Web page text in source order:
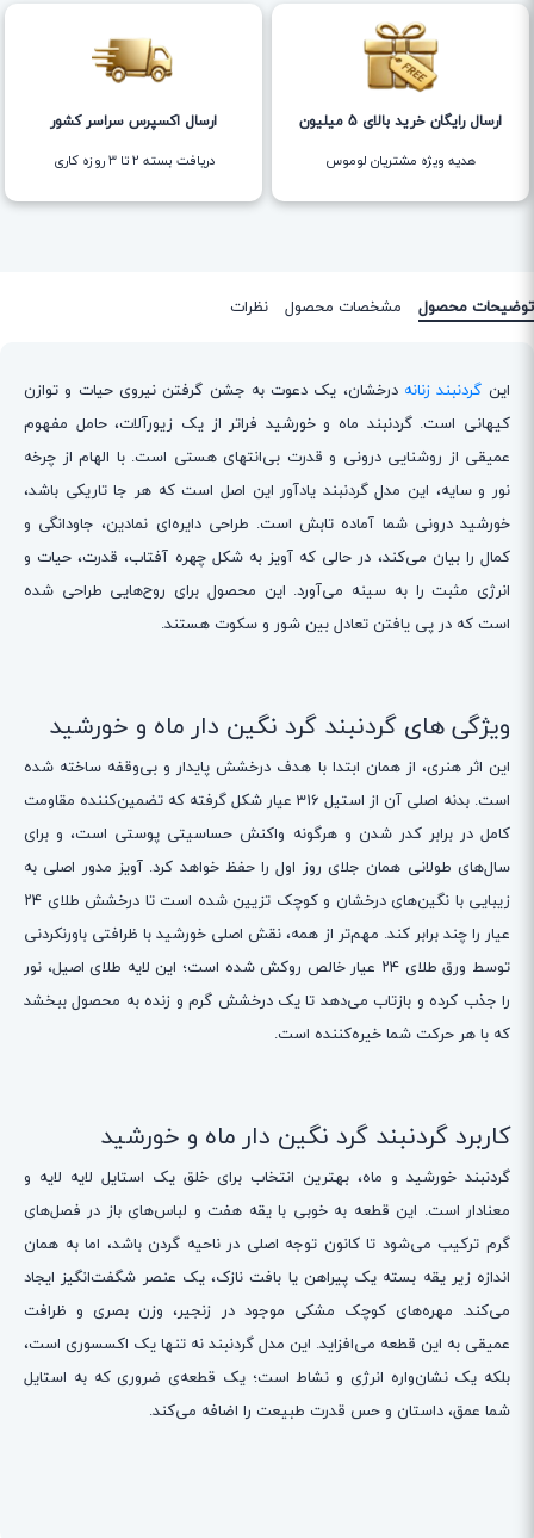
ارسال رایگان خرید بالای 5 میلیون
هدیه ویژه مشتریان لوموس
ارسال اکسپرس سراسر کشور
دریافت بسته ۲ تا ۳ روزه کاری
توضیحات محصول مشخصات محصول نظرات
این گردنبند زنانه درخشان، یک دعوت به جشن گرفتن نیروی حیات و توازن
کیهانی است. گردنبند ماه و خورشید فراتر از یک زیورآلات، حامل مفهوم
عمیقی از روشنایی درونی و قدرت بی‌انتهای هستی است. با الهام از چرخه
نور و سایه، این مدل گردنبند یادآور این اصل است که هر جا تاریکی باشد،
خورشید درونی شما آماده تابش است. طراحی دایره‌ای نمادین، جاودانگی و
کمال را بیان می‌کند، در حالی که آویز به شکل چهره آفتاب، قدرت، حیات و
انرژی مثبت را به سینه می‌آورد. این محصول برای روح‌هایی طراحی شده
است که در پی یافتن تعادل بین شور و سکوت هستند.
ویژگی های گردنبند گرد نگین دار ماه و خورشید
این اثر هنری، از همان ابتدا با هدف درخشش پایدار و بی‌وقفه ساخته شده
است. بدنه اصلی آن از استیل 316 عیار شکل گرفته که تضمین‌کننده مقاومت
کامل در برابر کدر شدن و هرگونه واکنش حساسیتی پوستی است، و برای
سال‌های طولانی همان جلای روز اول را حفظ خواهد کرد. آویز مدور اصلی به
زیبایی با نگین‌های درخشان و کوچک تزیین شده است تا درخشش طلای ۲۴
عیار را چند برابر کند. مهم‌تر از همه، نقش اصلی خورشید با ظرافتی باورنکردنی
توسط ورق طلای ۲۴ عیار خالص روکش شده است؛ این لایه طلای اصیل، نور
را جذب کرده و بازتاب می‌دهد تا یک درخشش گرم و زنده به محصول ببخشد
که با هر حرکت شما خیره‌کننده است.
کاربرد گردنبند گرد نگین دار ماه و خورشید
گردنبند خورشید و ماه، بهترین انتخاب برای خلق یک استایل لایه لایه و
معنادار است. این قطعه به خوبی با یقه هفت و لباس‌های باز در فصل‌های
گرم ترکیب می‌شود تا کانون توجه اصلی در ناحیه گردن باشد، اما به همان
اندازه زیر یقه بسته یک پیراهن یا بافت نازک، یک عنصر شگفت‌انگیز ایجاد
می‌کند. مهره‌های کوچک مشکی موجود در زنجیر، وزن بصری و ظرافت
عمیقی به این قطعه می‌افزاید. این مدل گردنبند نه تنها یک اکسسوری است،
بلکه یک نشان‌واره انرژی و نشاط است؛ یک قطعه‌ی ضروری که به استایل
شما عمق، داستان و حس قدرت طبیعت را اضافه می‌کند.